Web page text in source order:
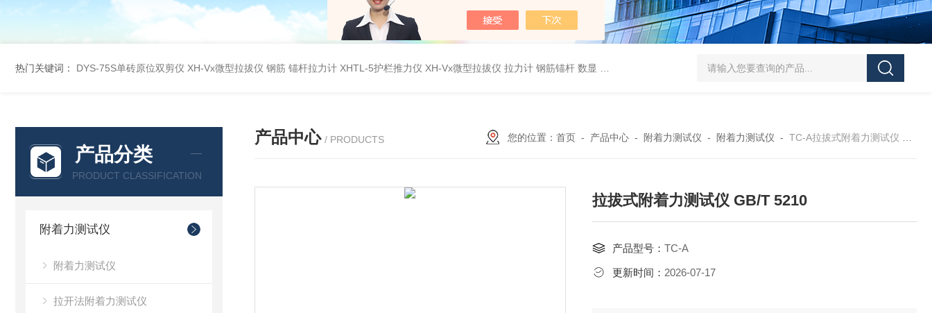
热门关键词： DYS-75S单砖原位双剪仪 XH-Vx微型拉拔仪 钢筋 锚杆拉力计 XHTL-5护栏推力仪 XH-Vx微型拉拔仪 拉力计 钢筋锚杆 数显 QCJ-50/100型漆膜落锤冲击测试仪交通U型板 ZTT-970C通信管道静摩擦系
产品分类
PRODUCT CLASSIFICATION
附着力测试仪
附着力测试仪
拉开法附着力测试仪
产品中心 / PRODUCTS 您的位置： 首页- 产品中心- 附着力测试仪 - 附着力测试仪 - TC-A拉拔式附着力测试仪 GB/T 5210
拉拔式附着力测试仪 GB/T 5210
产品型号： TC-A
更新时间： 2026-07-17